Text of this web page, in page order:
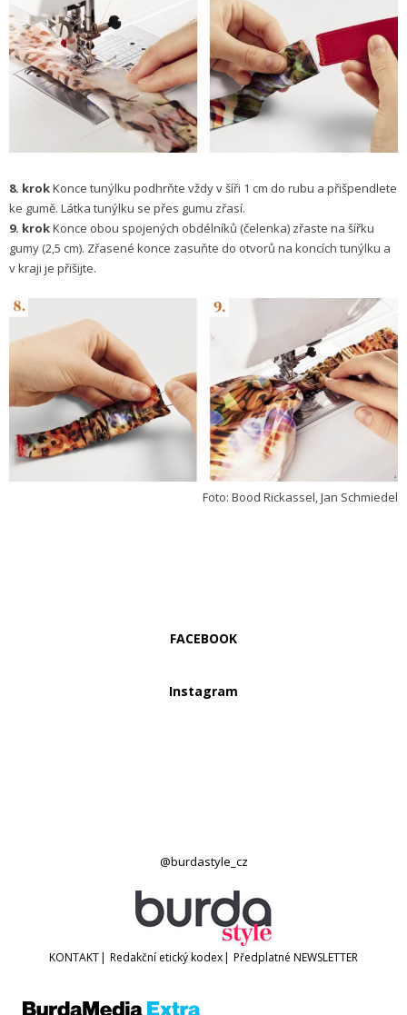
8. krokKonce tunýlku podhrňte vždy v šíři 1 cm do rubu a přišpendlete
ke gumě. Látka tunýlku se přes gumu zřasí.
9. krokKonce obou spojených obdélníků (čelenka) zřaste na šířku
gumy (2,5 cm). Zřasené konce zasuňte do otvorů na koncích tunýlku a
v kraji je přišijte.
Foto: Bood Rickassel, Jan Schmiedel
FACEBOOK
Instagram
@burdastyle_cz
KONTAKT| Redakční etický kodex| Předplatné NEWSLETTER